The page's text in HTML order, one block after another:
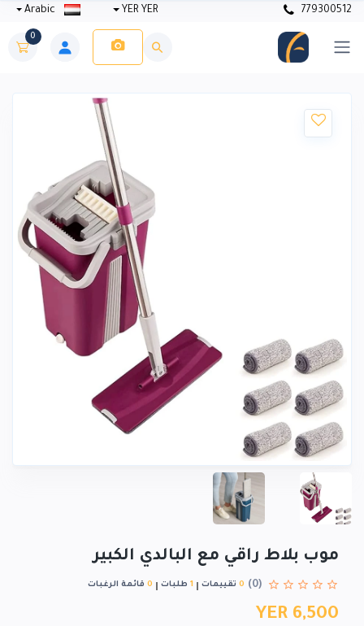
779300512
YER YER
0
موب بلاط راقي مع البالدي الكبير
(0)
0 تقييمات 1 طلبات 0 قائمة الرغبات
YER 6,500